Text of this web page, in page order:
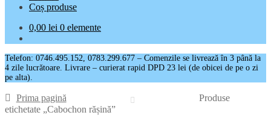
Coș produse
0,00 lei 0 elemente
Telefon: 0746.495.152, 0783.299.677 – Comenzile se livrează în 3 până la
4 zile lucrătoare. Livrare – curierat rapid DPD 23 lei (de obicei de pe o zi
pe alta).
Prima pagină
Produse
etichetate „Cabochon rășină”